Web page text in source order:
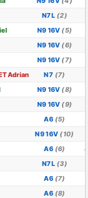
N7L (2)
N9 16V (5)
N9 16V (6)
N9 16V (7)
Adrian N7 (7)
N9 16V (8)
N9 16V (9)
A6 (5)
N9 16V (10)
A6 (6)
N7L (3)
A6 (7)
A6 (8)